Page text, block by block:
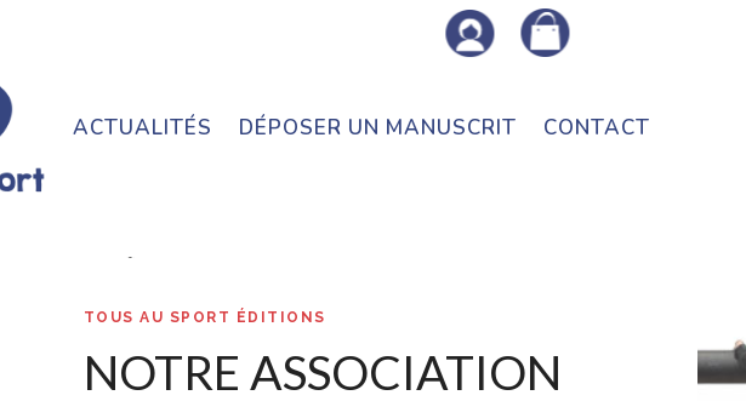
ACTUALITÉS DÉPOSER UN MANUSCRIT CONTACT
TOUS AU SPORT ÉDITIONS
NOTRE ASSOCIATION